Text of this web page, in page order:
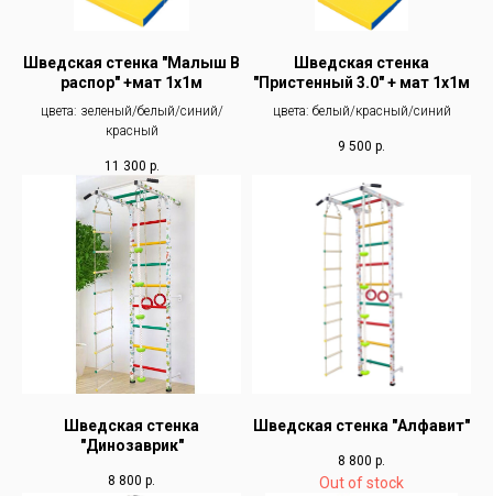
Шведская стенка "Малыш В
распор" +мат 1х1м
цвета: зеленый/белый/синий/
красный
11 300 р.
Шведская стенка
"Пристенный 3.0" + мат 1х1м
цвета: белый/красный/синий
9 500 р.
Шведская стенка
"Динозаврик"
8 800 р.
Шведская стенка "Алфавит"
8 800 р.
Out of stock